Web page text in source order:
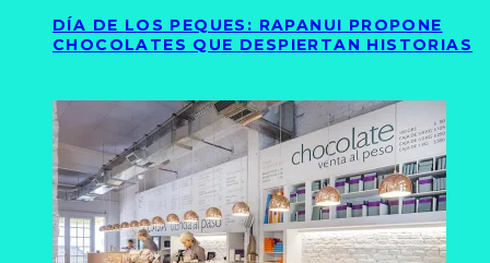
DÍA DE LOS PEQUES: RAPANUI PROPONE
CHOCOLATES QUE DESPIERTAN HISTORIAS